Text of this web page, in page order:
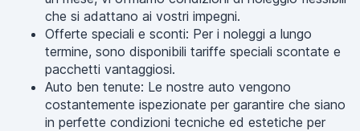
che si adattano ai vostri impegni.
Offerte speciali e sconti: Per i noleggi a lungo
termine, sono disponibili tariffe speciali scontate e
pacchetti vantaggiosi.
Auto ben tenute: Le nostre auto vengono
costantemente ispezionate per garantire che siano
in perfette condizioni tecniche ed estetiche per